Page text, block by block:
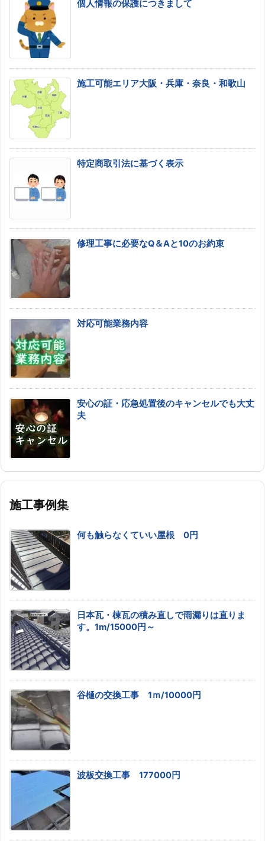
個人情報の保護につきまして
施工可能エリア大阪・兵庫・奈良・和歌山
特定商取引法に基づく表示
修理工事に必要なQ＆Aと10のお約束
対応可能業務内容
安心の証・応急処置後のキャンセルでも大丈
夫
施工事例集
何も触らなくていい屋根 0円
日本瓦・棟瓦の積み直しで雨漏りは直りま
す。1m/15000円～
谷樋の交換工事 1ｍ/10000円
波板交換工事 177000円